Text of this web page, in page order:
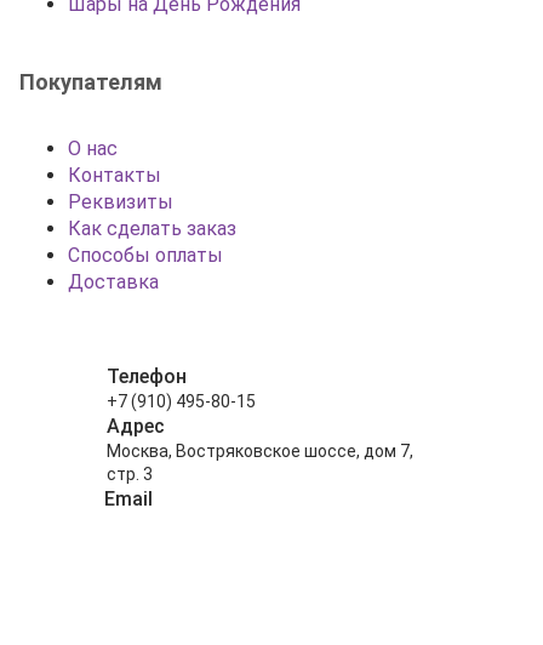
Покупателям
О нас
Контакты
Реквизиты
Как сделать заказ
Способы оплаты
Доставка
Телефон
+7 (910) 495-80-15
Адрес
Москва, Востряковское шоссе, дом 7,
стр. 3
Email